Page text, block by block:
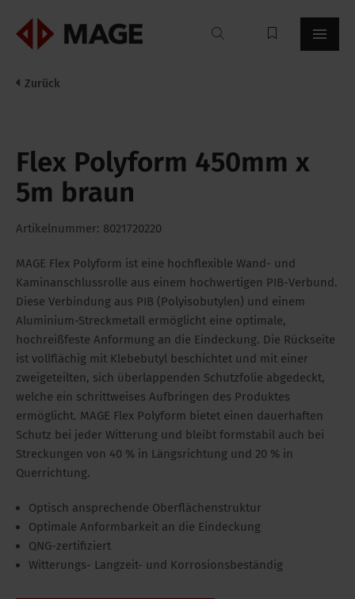
Mageroof
Zurück
Flex Polyform 450mm x
5m braun
Artikelnummer: 8021720220
MAGE Flex Polyform ist eine hochflexible Wand- und
Kaminanschlussrolle aus einem hochwertigen PIB-Verbund.
Diese Verbindung aus PIB (Polyisobutylen) und einem
Aluminium-Streckmetall ermöglicht eine optimale,
hochreißfeste Anformung an die Eindeckung. Die Rückseite
ist vollflächig mit Klebebutyl beschichtet und mit einer
zweigeteilten, sich überlappenden Schutzfolie abgedeckt,
welche ein schrittweises Aufbringen des Produktes
ermöglicht. MAGE Flex Polyform bietet einen dauerhaften
Schutz bei jeder Witterung und bleibt formstabil auch bei
Streckungen von 40 % in Längsrichtung und 20 % in
Querrichtung.
Optisch ansprechende Oberflächenstruktur
Optimale Anformbarkeit an die Eindeckung
QNG-zertifiziert
Witterungs- Langzeit- und Korrosionsbeständig